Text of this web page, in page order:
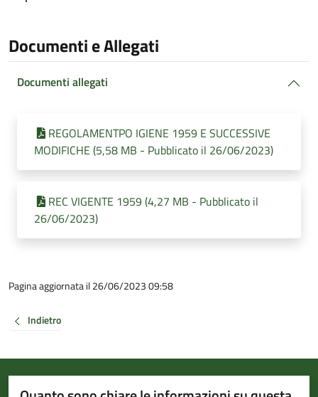
Documenti e Allegati
Documenti allegati
REGOLAMENTPO IGIENE 1959 E SUCCESSIVE
MODIFICHE (5,58 MB - Pubblicato il 26/06/2023)
REC VIGENTE 1959 (4,27 MB - Pubblicato il
26/06/2023)
Pagina aggiornata il 26/06/2023 09:58
Indietro